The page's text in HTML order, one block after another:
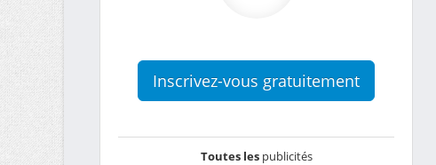
Inscrivez-vous gratuitement
Toutes lespublicités